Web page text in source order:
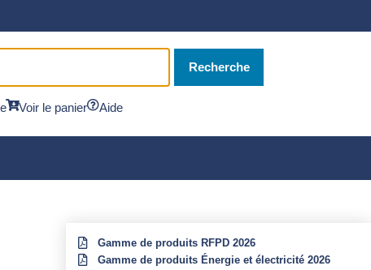
Recherche
Voir le panier Aide
Gamme de produits RFPD 2026
Gamme de produits Énergie et électricité 2026